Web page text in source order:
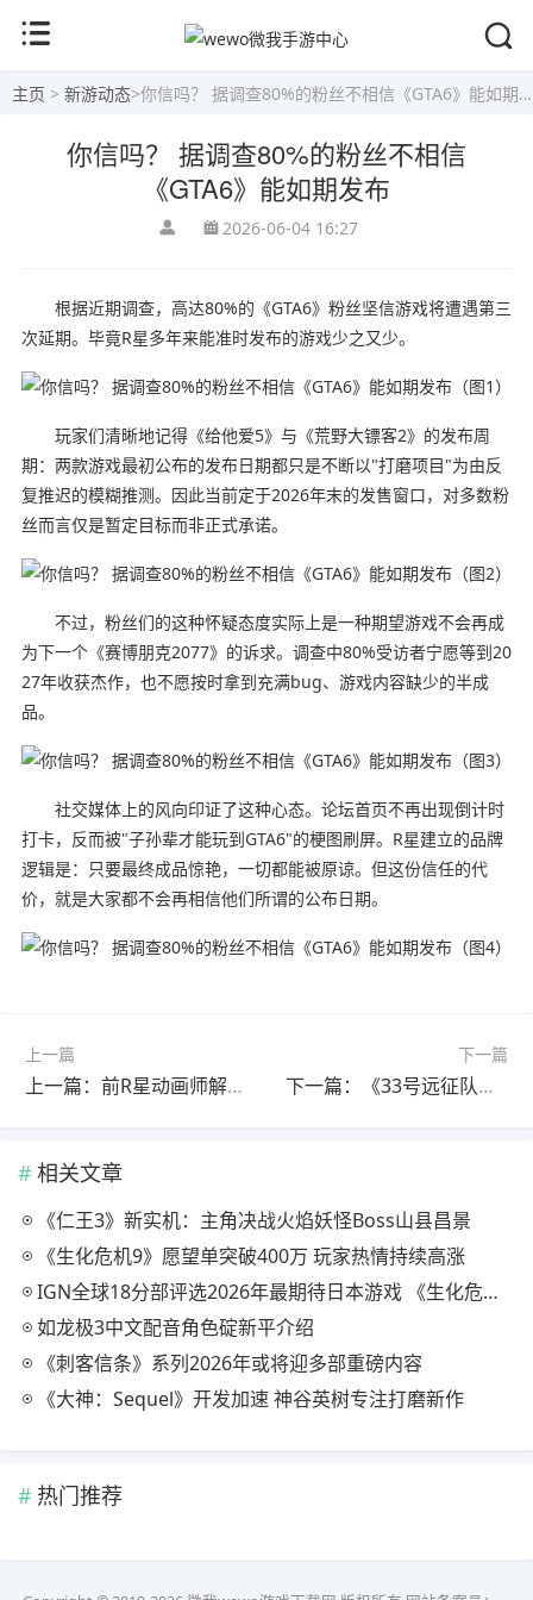
主页 > 新游动态>你信吗？ 据调查80%的粉丝不相信《GTA6》能如期发布
你信吗？ 据调查80%的粉丝不相信
《GTA6》能如期发布
2026-06-04 16:27
根据近期调查，高达80%的《GTA6》粉丝坚信游戏将遭遇第三
次延期。毕竟R星多年来能准时发布的游戏少之又少。
玩家们清晰地记得《给他爱5》与《荒野大镖客2》的发布周
期：两款游戏最初公布的发布日期都只是不断以"打磨项目"为由反
复推迟的模糊推测。因此当前定于2026年末的发售窗口，对多数粉
丝而言仅是暂定目标而非正式承诺。
不过，粉丝们的这种怀疑态度实际上是一种期望游戏不会再成
为下一个《赛博朋克2077》的诉求。调查中80%受访者宁愿等到20
27年收获杰作，也不愿按时拿到充满bug、游戏内容缺少的半成
品。
社交媒体上的风向印证了这种心态。论坛首页不再出现倒计时
打卡，反而被"子孙辈才能玩到GTA6"的梗图刷屏。R星建立的品牌
逻辑是：只要最终成品惊艳，一切都能被原谅。但这份信任的代
价，就是大家都不会再相信他们所谓的公布日期。
上一篇
上一篇：前R星动画师解释为何《GTA6》女主的臀部抖动如此真实
下一篇
下一篇：《33号远征队》团队谈新作开发：继续遵循直觉
相关文章
《仁王3》新实机：主角决战火焰妖怪Boss山县昌景
《生化危机9》愿望单突破400万 玩家热情持续高涨
IGN全球18分部评选2026年最期待日本游戏 《生化危机9》登顶
如龙极3中文配音角色碇新平介绍
《刺客信条》系列2026年或将迎多部重磅内容
《大神：Sequel》开发加速 神谷英树专注打磨新作
热门推荐